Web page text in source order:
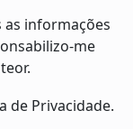
as informações
me
de Privacidade.